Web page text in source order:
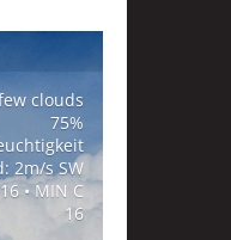
clouds
75%
2m/s SW
• MIN C
16